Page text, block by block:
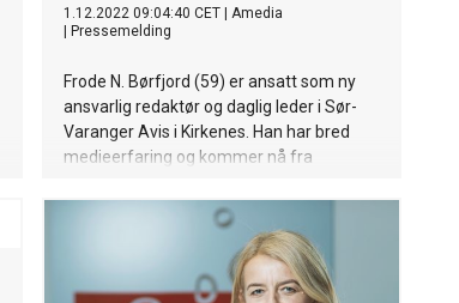
1.12.2022 09:04:40 CET
Amedia
Pressemelding
Frode N. Børfjord (59) er ansatt som ny
ansvarlig redaktør og daglig leder i Sør-
Varanger Avis i Kirkenes. Han har bred
medieerfaring og kommer nå fra
blant annet har jobbet med TV-
dokumentarer om nordområdene.